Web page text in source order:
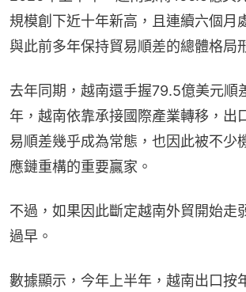
規模創下近十年新高，且連續六個月
與此前多年保持貿易順差的總體格局
去年同期，越南還手握79.5億美元順
年，越南依靠承接國際產業轉移，出
易順差幾乎成為常態，也因此被不少
應鏈重構的重要贏家。
不過，如果因此斷定越南外貿開始走
過早。
數據顯示，今年上半年，越南出口按